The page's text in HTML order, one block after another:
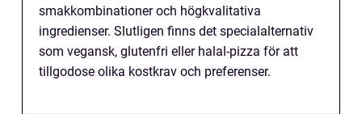
smakkombinationer och högkvalitativa
ingredienser. Slutligen finns det specialalternativ
som vegansk, glutenfri eller halal-pizza för att
tillgodose olika kostkrav och preferenser.